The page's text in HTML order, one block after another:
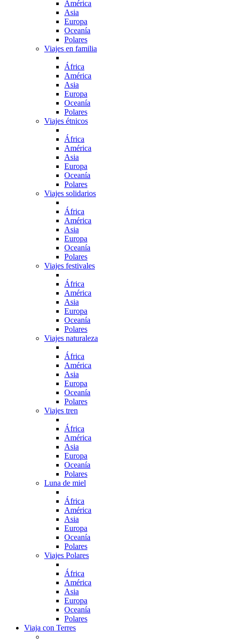
América
Asia
Europa
Oceanía
Polares
Viajes en familia
África
América
Asia
Europa
Oceanía
Polares
Viajes étnicos
África
América
Asia
Europa
Oceanía
Polares
Viajes solidarios
África
América
Asia
Europa
Oceanía
Polares
Viajes festivales
África
América
Asia
Europa
Oceanía
Polares
Viajes naturaleza
África
América
Asia
Europa
Oceanía
Polares
Viajes tren
África
América
Asia
Europa
Oceanía
Polares
Luna de miel
África
América
Asia
Europa
Oceanía
Polares
Viajes Polares
África
América
Asia
Europa
Oceanía
Polares
Viaja con Terres